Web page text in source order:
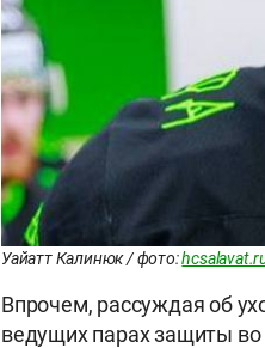
Уайатт Калинюк / фото:
Впрочем, рассуждая об
ведущих парах защиты